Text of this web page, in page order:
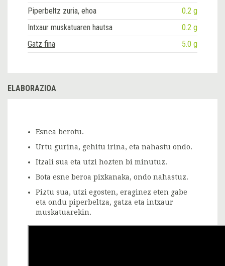
Piperbeltz zuria, ehoa
0.2 g
Intxaur muskatuaren hautsa
0.2 g
Gatz fina
5.0 g
ELABORAZIOA
Esnea berotu.
Urtu gurina, gehitu irina, eta nahastu ondo.
Itzali sua eta utzi hozten bi minutuz.
Bota esne beroa pixkanaka, ondo nahastuz.
Piztu sua, utzi egosten, eraginez eten gabe
eta ondu piperbeltza, gatza eta intxaur
muskatuarekin.